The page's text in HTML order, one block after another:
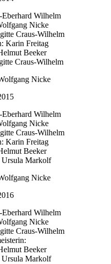
Wilhelm
Nicke
Craus-Wilhelm
Karin Freitag
Beeker
Craus-Wilhelm
Nicke
Wilhelm
Nicke
Craus-Wilhelm
Karin Freitag
Beeker
Markolf
Nicke
Wilhelm
Nicke
Craus-Wilhelm
Beeker
Markolf